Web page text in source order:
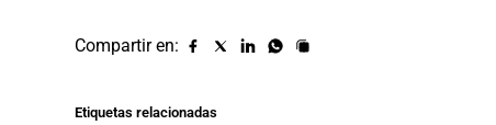
Compartir en:
Compartir
Compartir
Compartir
Compartir
Copiar
Etiquetas relacionadas